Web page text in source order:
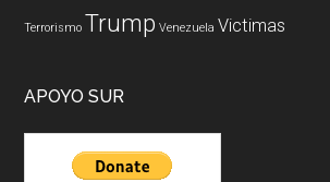
Terrorismo Trump Venezuela Victimas
APOYO SUR